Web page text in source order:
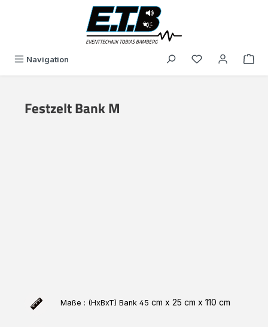
Navigation Du hast 0
Festzelt Bank M
Maße : (HxBxT) Bank 45 cm x 25 cm x 110 cm